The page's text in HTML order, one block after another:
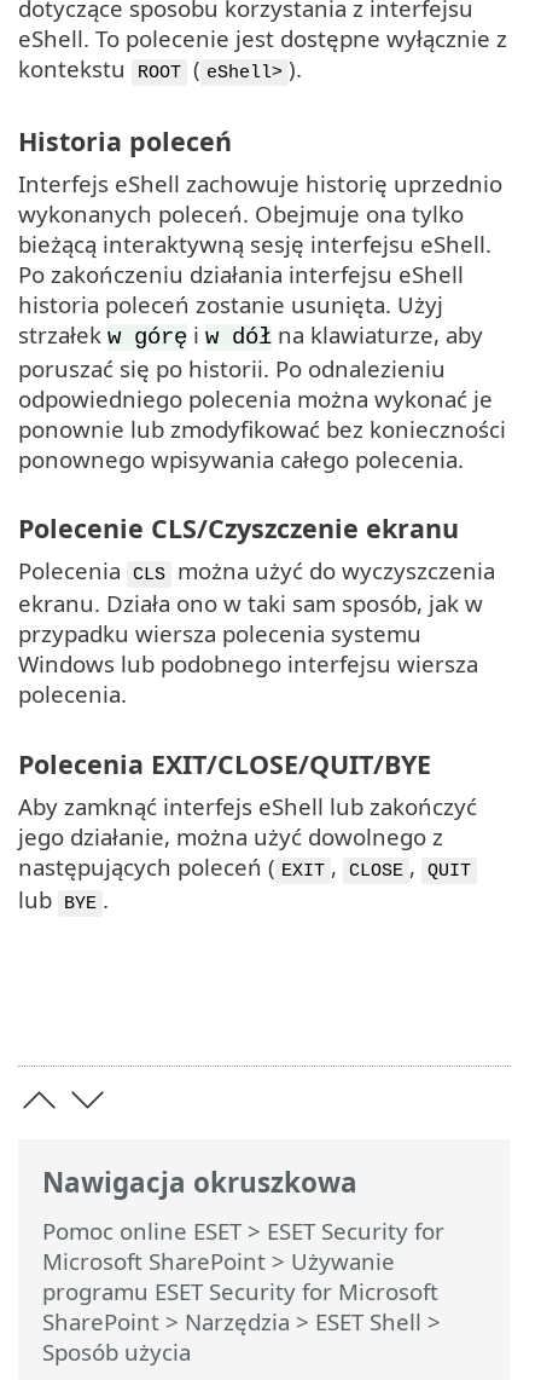
Nawigacja okruszkowa
Pomoc online ESET> ESET Security for
Microsoft SharePoint > Używanie
programu ESET Security for Microsoft
SharePoint > Narzędzia > ESET Shell >
Sposób użycia
dotyczące sposobu korzystania z interfejsu
eShell. To polecenie jest dostępne wyłącznie z
kontekstu
ROOT ( eShell> ).
Historia poleceń
Interfejs eShell zachowuje historię uprzednio
wykonanych poleceń. Obejmuje ona tylko
bieżącą interaktywną sesję interfejsu eShell.
Po zakończeniu działania interfejsu eShell
historia poleceń zostanie usunięta. Użyj
strzałek w górę i w dół na klawiaturze, aby
poruszać się po historii. Po odnalezieniu
odpowiedniego polecenia można wykonać je
ponownie lub zmodyfikować bez konieczności
ponownego wpisywania całego polecenia.
Polecenie CLS/Czyszczenie ekranu
Polecenia CLS
można użyć do wyczyszczenia
ekranu. Działa ono w taki sam sposób, jak w
przypadku wiersza polecenia systemu
Windows lub podobnego interfejsu wiersza
polecenia.
Polecenia EXIT/CLOSE/QUIT/BYE
Aby zamknąć interfejs eShell lub zakończyć
jego działanie, można użyć dowolnego z
następujących poleceń ( EXIT , CLOSE , QUIT
lub BYE .